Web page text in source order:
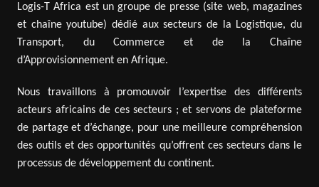
Logis-T Africa est un groupe de presse (site web, magazines
et chaîne youtube) dédié aux secteurs de la Logistique, du
Transport, du Commerce et de la Chaîne
d’Approvisionnement en Afrique.
Nous travaillons à promouvoir l’expertise des différents
acteurs africains de ces secteurs ; et servons de plateforme
de partage et d’échange, pour une meilleure compréhension
des outils et des opportunités qu’offrent ces secteurs dans le
processus de développement du continent.